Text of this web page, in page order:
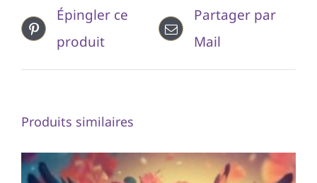
Épingler ce
produit
Partager par
Mail
Produits similaires